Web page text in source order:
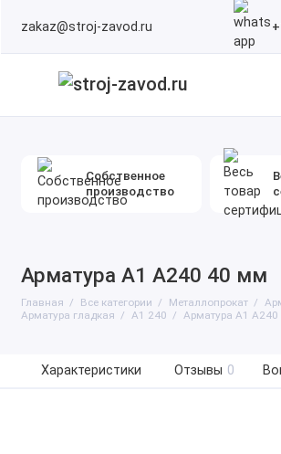
zakaz@stroj-zavod.ru
Собственное
производство
Арматура А1 А240 40 мм
Главная Все категории Металлопрокат
Арматура гладкая
А1 240 Арматура А1
Характеристики Отзывы 0